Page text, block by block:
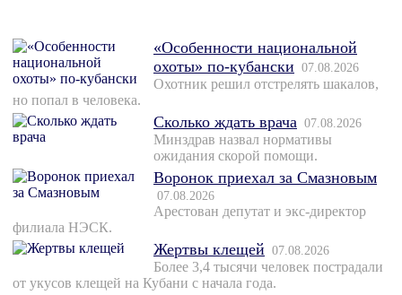
«Особенности национальной
охоты» по-кубански 07.08.2026
Охотник решил отстрелять шакалов,
но попал в человека.
Сколько ждать врача 07.08.2026
Минздрав назвал нормативы
ожидания скорой помощи.
Воронок приехал за Смазновым
07.08.2026
Арестован депутат и экс-директор
филиала НЭСК.
Жертвы клещей 07.08.2026
Более 3,4 тысячи человек пострадали
от укусов клещей на Кубани с начала года.